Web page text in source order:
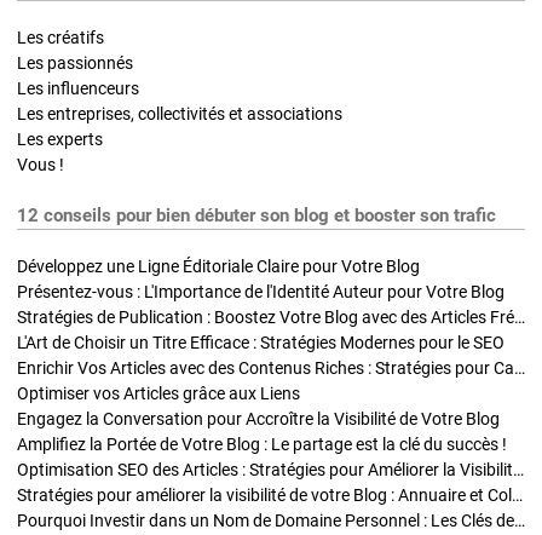
Les créatifs
Les passionnés
Les influenceurs
Les entreprises, collectivités et associations
Les experts
Vous !
12 conseils pour bien débuter son blog et booster son trafic
Développez une Ligne Éditoriale Claire pour Votre Blog
Présentez-vous : L'Importance de l'Identité Auteur pour Votre Blog
Stratégies de Publication : Boostez Votre Blog avec des Articles Fréquents et Exclusifs
L'Art de Choisir un Titre Efficace : Stratégies Modernes pour le SEO
Enrichir Vos Articles avec des Contenus Riches : Stratégies pour Captiver et Optimiser
Optimiser vos Articles grâce aux Liens
Engagez la Conversation pour Accroître la Visibilité de Votre Blog
Amplifiez la Portée de Votre Blog : Le partage est la clé du succès !
Optimisation SEO des Articles : Stratégies pour Améliorer la Visibilité de Votre Blog
Stratégies pour améliorer la visibilité de votre Blog : Annuaire et Collaborations
Pourquoi Investir dans un Nom de Domaine Personnel : Les Clés de la Réussite de Votre Blog